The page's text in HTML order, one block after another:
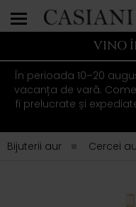
VINO
În perioada 10–20
vacanța de vară.
fi prelucrate și
Bijuterii aur
Cercei